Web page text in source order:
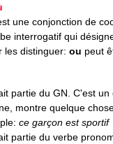
une conjonction de
interrogatif qui
les distinguer: ou peut
partie du GN. C'est
montre quelque
ce garçon est sportif
partie du verbe